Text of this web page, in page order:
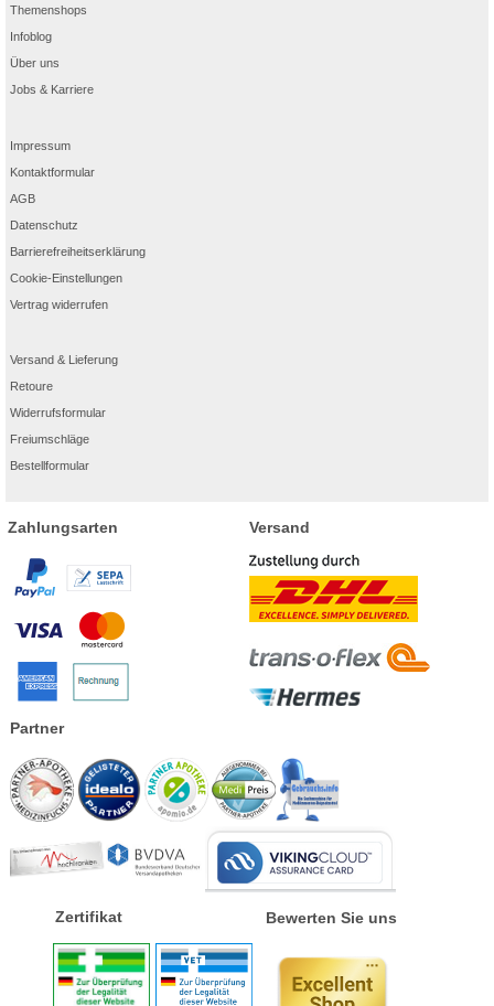
Themenshops
Infoblog
Über uns
Jobs & Karriere
Impressum
Kontaktformular
AGB
Datenschutz
Barrierefreiheitserklärung
Cookie-Einstellungen
Vertrag widerrufen
Versand & Lieferung
Retoure
Widerrufsformular
Freiumschläge
Bestellformular
Zahlungsarten Versand
Partner
Zertifikat Bewerten Sie uns